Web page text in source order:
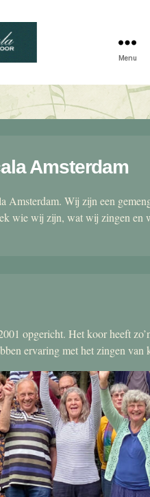
Menu
Amsterdam
Amsterdam. Wij zijn een
wie wij zijn, wat wij zingen en
opgericht. Het koor heeft
ervaring met het zingen van